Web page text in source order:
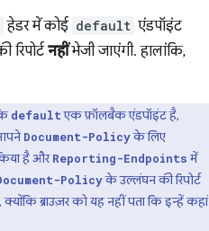
हेडर में कोई default एंडपॉइंट
रिपोर्टनहींभेजी जाएंगी. हालांकि,
defaultएक फ़ॉलबैक एंडपॉइंट है,
Document-Policyके लिए
है औरReporting-Endpointsमें
Policyके उल्लंघन की रिपोर्ट
क्योंकि ब्राउज़र को यह नहीं पता कि इन्हें कहां